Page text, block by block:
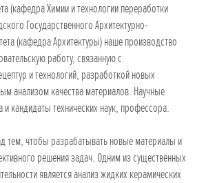
(кафедра Химии и технологии переработки
Государственного Архитектурно-
(кафедра Архитектуры) наше производство
работу, связанную с
и технологий, разработкой новых
анализом качества материалов. Научные
кандидаты технических наук, профессора.
тем, чтобы разрабатывать новые материалы и
решения задач. Одним из существенных
является анализ жидких керамических